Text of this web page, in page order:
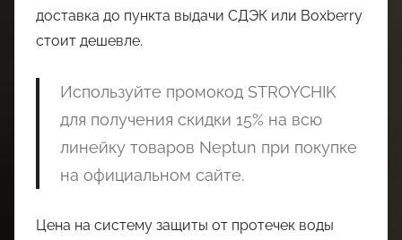
доставка до пункта выдачи СДЭК или Boxberry
стоит дешевле.
Используйте промокод STROYCHIK
для получения скидки 15% на всю
линейку товаров Neptun при покупке
на официальном сайте.
Цена на систему защиты от протечек воды